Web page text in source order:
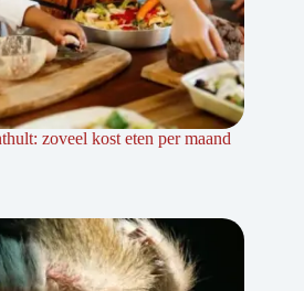
zoveel kost eten per maand